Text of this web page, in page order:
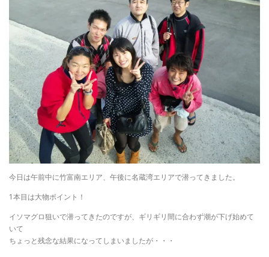
今日は午前中に竹富南エリア、午後に名蔵湾エリアで潜ってきました。
1本目は大物ポイント！
イソマグロ狙いで潜ってきたのですが、ギリギリ間に合わず潮が下げ始めて
いて
ちょっと残念な結果になってしまいましたが・・・